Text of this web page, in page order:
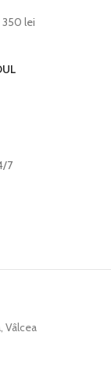
lei
7
Vâlcea